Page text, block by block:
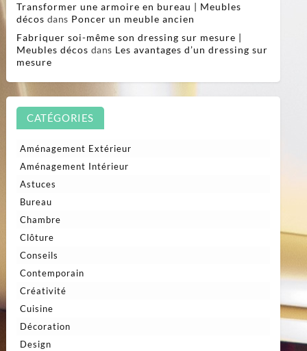
Transformer une armoire en bureau | Meubles
décos dans Poncer un meuble ancien
Fabriquer soi-même son dressing sur mesure |
Meubles décos dans Les avantages d’un dressing sur
mesure
CATÉGORIES
Aménagement Extérieur
Aménagement Intérieur
Astuces
Bureau
Chambre
Clôture
Conseils
Contemporain
Créativité
Cuisine
Décoration
Design